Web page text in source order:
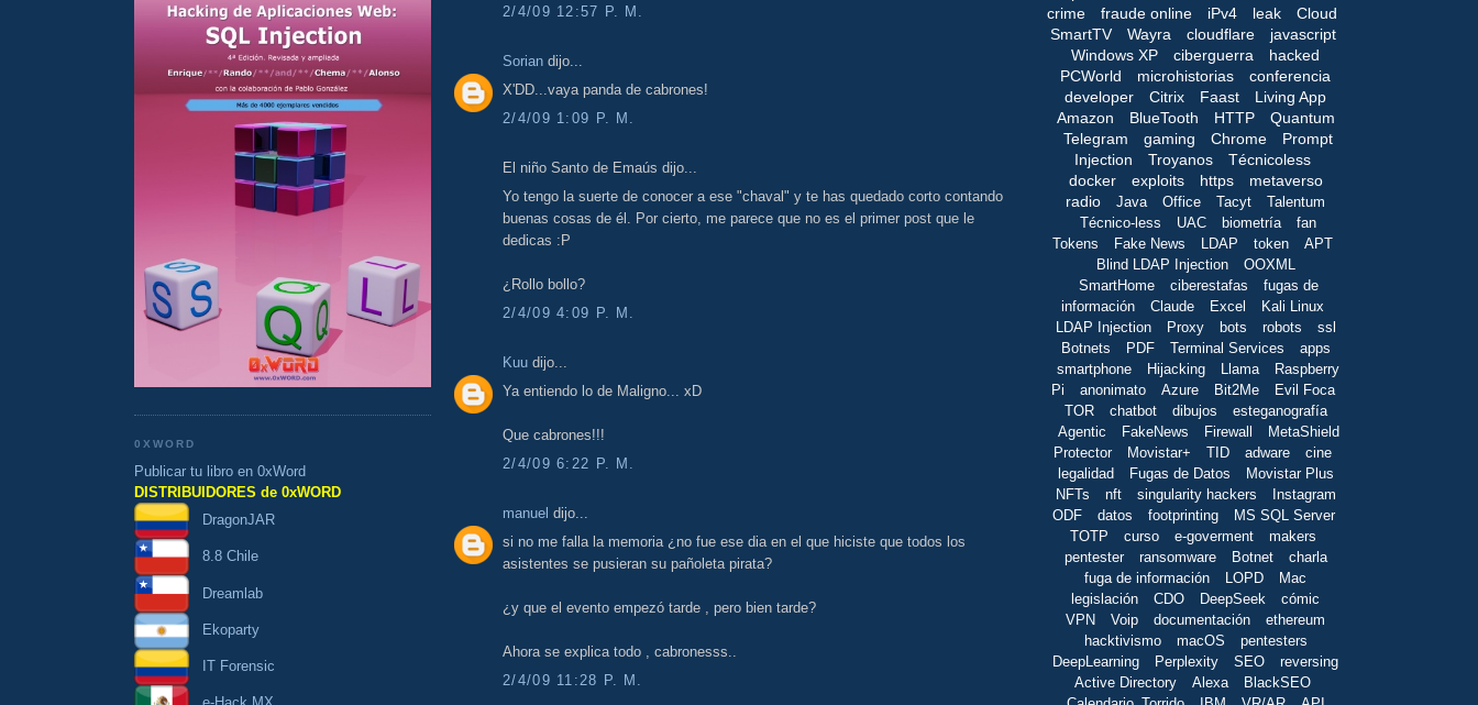
0XWORD
Publicar tu libro en 0xWord
DISTRIBUIDORES de 0xWORD
DragonJAR
8.8 Chile
Dreamlab
Ekoparty
IT Forensic
2/4/09 12:57 P. M.
Sorian dijo...
X'DD...vaya panda de cabrones!
2/4/09 1:09 P. M.
El niño Santo de Emaús dijo...
Yo tengo la suerte de conocer a ese "chaval" y te has quedado corto contando
buenas cosas de él. Por cierto, me parece que no es el primer post que le
dedicas :P
¿Rollo bollo?
2/4/09 4:09 P. M.
Kuu dijo...
Ya entiendo lo de Maligno... xD
Que cabrones!!!
2/4/09 6:22 P. M.
manuel dijo...
si no me falla la memoria ¿no fue ese dia en el que hiciste que todos los
asistentes se pusieran su pañoleta pirata?
¿y que el evento empezó tarde , pero bien tarde?
Ahora se explica todo , cabronesss..
2/4/09 11:28 P. M.
crime
fraude online iPv4 leak
Cloud
SmartTV
Wayra cloudflare
javascript
Windows XP
ciberguerra
hacked
PCWorld
microhistorias
conferencia
developer
Citrix Faast
Living App
Amazon
BlueTooth HTTP
Quantum
Telegram
gaming Chrome
Prompt
Injection
Troyanos
Técnicoless
docker
exploits https
metaverso
radio
Java Office Tacyt
Talentum
Técnico-less
UAC biometría
fan
Tokens
Fake News LDAP token
APT
Blind LDAP Injection
OOXML
SmartHome
ciberestafas
fugas de
información
Claude Excel
Kali Linux
LDAP Injection
Proxy bots robots
ssl
Botnets
PDF Terminal Services
apps
smartphone
Hijacking Llama
Raspberry
Pi
anonimato Azure Bit2Me
Evil Foca
TOR
chatbot dibujos
esteganografía
Agentic
FakeNews Firewall
MetaShield
Protector
Movistar+ TID adware
cine
legalidad
Fugas de Datos
Movistar Plus
NFTs
nft singularity hackers
Instagram
ODF
datos footprinting
MS SQL Server
TOTP
curso e-goverment
makers
pentester
ransomware Botnet
charla
fuga de información
LOPD
Mac
legislación
CDO DeepSeek
cómic
VPN
Voip documentación
ethereum
hacktivismo
macOS
pentesters
DeepLearning
Perplexity SEO
reversing
Active Directory
Alexa
BlackSEO